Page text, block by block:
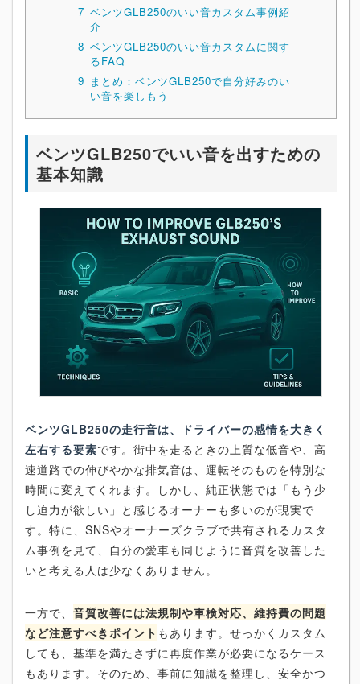
7 ベンツGLB250のいい音カスタム事例紹
介
8 ベンツGLB250のいい音カスタムに関す
るFAQ
9 まとめ：ベンツGLB250で自分好みのい
い音を楽しもう
ベンツGLB250でいい音を出すための
基本知識
ベンツGLB250の走行音は、ドライバーの感情を大きく
左右する要素です。街中を走るときの上質な低音や、高
速道路での伸びやかな排気音は、運転そのものを特別な
時間に変えてくれます。しかし、純正状態では「もう少
し迫力が欲しい」と感じるオーナーも多いのが現実で
す。特に、SNSやオーナーズクラブで共有されるカスタ
ム事例を見て、自分の愛車も同じように音質を改善した
いと考える人は少なくありません。
一方で、 音質改善には法規制や車検対応、維持費の問題
など注意すべきポイント もあります。せっかくカスタム
しても、基準を満たさずに再度作業が必要になるケース
もあります。そのため、事前に知識を整理し、安全かつ